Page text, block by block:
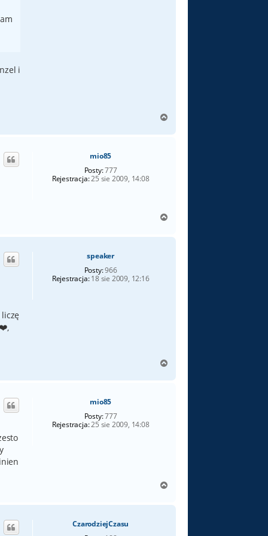
i
g
mio85
Posty:777
Rejestracja:25 sie 2009, 14:08
g
speaker
Posty:966
Rejestracja:18 sie 2009, 12:16
,
g
mio85
Posty:777
Rejestracja:25 sie 2009, 14:08
g
CzarodziejCzasu